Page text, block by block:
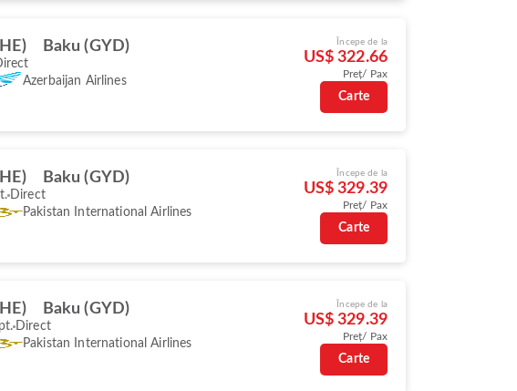
Baku (GYD)
Azerbaijan Airlines
Începe de la
US$ 322.66
Preț/ Pax
Carte
Baku (GYD)
Direct
Pakistan International Airlines
Începe de la
US$ 329.39
Preț/ Pax
Carte
Baku (GYD)
Direct
Pakistan International Airlines
Începe de la
US$ 329.39
Preț/ Pax
Carte